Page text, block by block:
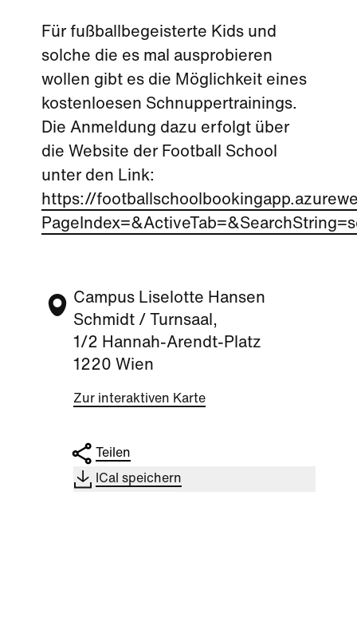
Campus Liselotte Hansen
Schmidt / Turnsaal,
1/2 Hannah-Arendt-Platz
1220 Wien
Zur interaktiven Karte
Teilen
ICal speichern
Für fußballbegeisterte Kids und
solche die es mal ausprobieren
wollen gibt es die Möglichkeit eines
kostenloesen Schnuppertrainings.
Die Anmeldung dazu erfolgt über
die Website der Football School
unter den Link:
https://